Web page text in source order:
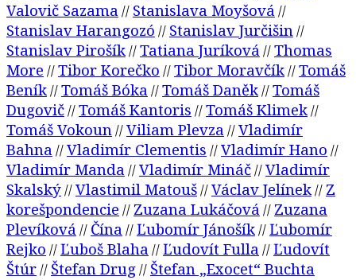
Valovič Sazama // Stanislava Moyšová //
Stanislav Harangozó // Stanislav Jurčišin//
Stanislav Pirošík//Tatiana Juríková //Thomas
More //Tibor Korečko //Tibor Moravčík//Tomáš
Beník//Tomáš Bóka //Tomáš Daněk//Tomáš
Dugovič//Tomáš Kantoris //Tomáš Klimek//
Tomáš Vokoun//Viliam Plevza //Vladimír
Bahna //Vladimír Clementis //Vladimír Hano //
Vladimír Manda //Vladimír Mináč//Vladimír
Skalský//Vlastimil Matouš//Václav Jelínek// Z
korešpondencie // Zuzana Lukáčová // Zuzana
Plevíková // Čína //Ľubomír Jánošík//Ľubomír
Rejko //Ľuboš Blaha //Ľudovít Fulla //Ľudovít
Štúr// Štefan Drug// Štefan „Exocet“ Buchta